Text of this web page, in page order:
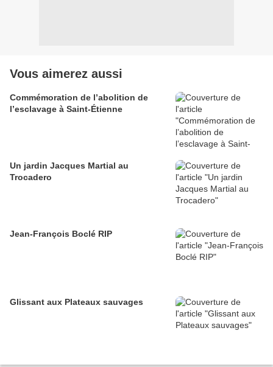
Vous aimerez aussi
Commémoration de l’abolition de
l’esclavage à Saint-Étienne
Un jardin Jacques Martial au
Trocadero
Jean-François Boclé RIP
Glissant aux Plateaux sauvages